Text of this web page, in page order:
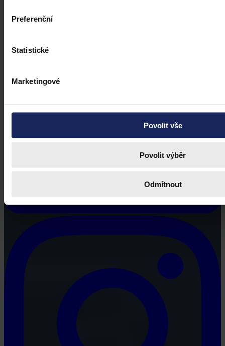
Preferenční
Statistické
Marketingové
Povolit vše
Povolit výběr
Odmítnout